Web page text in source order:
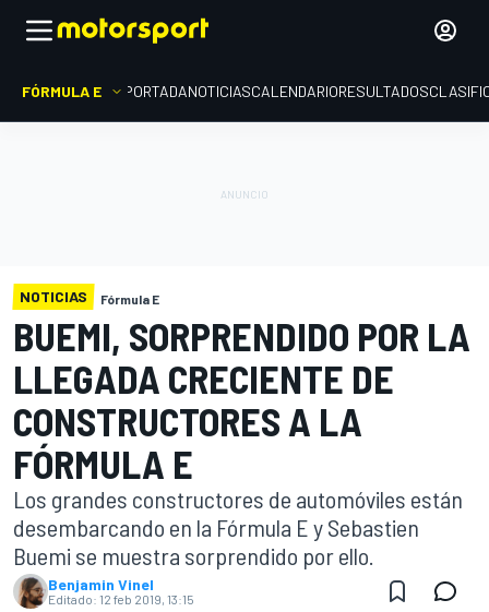
FÓRMULA E PORTADANOTICIASCALENDARIORESULTADOS
NOTICIAS Fórmula E
BUEMI, SORPRENDIDO POR LA
LLEGADA CRECIENTE DE
CONSTRUCTORES A LA
FÓRMULA E
Los grandes constructores de automóviles están
desembarcando en la Fórmula E y Sebastien
Buemi se muestra sorprendido por ello.
Benjamin Vinel
Editado: 12 feb 2019, 13:15